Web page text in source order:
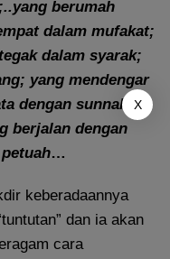
berumah
dalam mufakat;
dalam syarak;
yang mendengar
dengan sunnah;
berjalan dengan
…
keberadaannya
dan ia akan
cara
X